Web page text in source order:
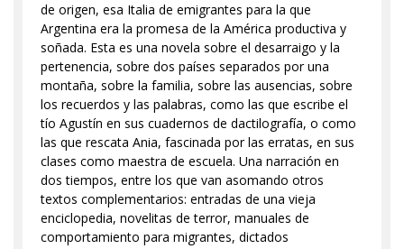
de origen, esa Italia de emigrantes para la que
Argentina era la promesa de la América productiva y
soñada. Esta es una novela sobre el desarraigo y la
pertenencia, sobre dos países separados por una
montaña, sobre la familia, sobre las ausencias, sobre
los recuerdos y las palabras, como las que escribe el
tío Agustín en sus cuadernos de dactilografía, o como
las que rescata Ania, fascinada por las erratas, en sus
clases como maestra de escuela. Una narración en
dos tiempos, entre los que van asomando otros
textos complementarios: entradas de una vieja
enciclopedia, novelitas de terror, manuales de
comportamiento para migrantes, dictados